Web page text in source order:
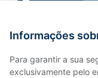
Informações
Para garantir a sua
exclusivamente pelo